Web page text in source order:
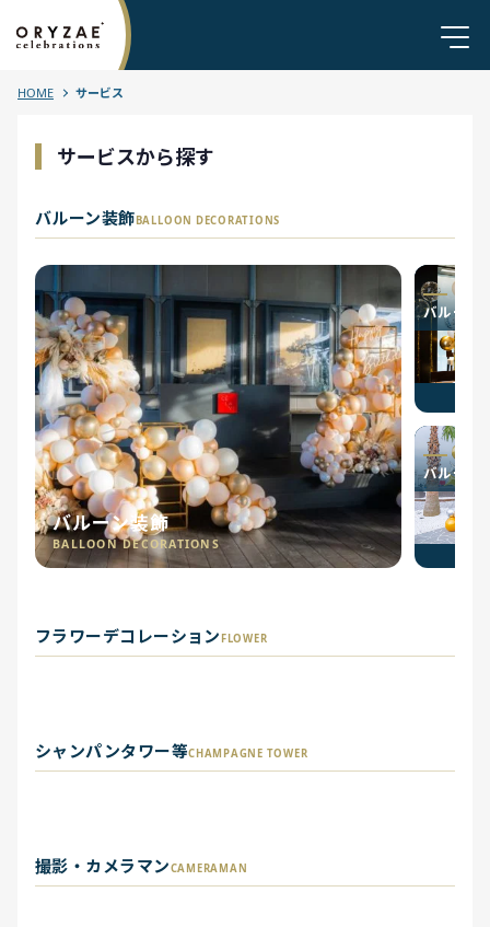
HOME サービス
サービスから探す
バルーン装飾BALLOON DECORATIONS
バルーン装飾
BALLOON DECORATIONS
バルーン
バルーン
フラワーデコレーション FLOWER
ン
FLOWER
ト
FLOWER ARRANGEMENT
フラワースタンド
FLOWER STAND
フラワーギフト
FLOWER GIFT
シャンパンタワー等CHAMPAGNE TOWER
シャンパンタワー
CHAMPAGNE TOWER
タペストリー
TAPESTRY
ィスプレイ
STORE DISPLAY
スポット制作
PHOTO BOOTH
撮影・カメラマンCAMERAMAN
撮影・カメラマン
CAMERAMAN PHOTO WEDDING
ペット撮影
PET PHOTO